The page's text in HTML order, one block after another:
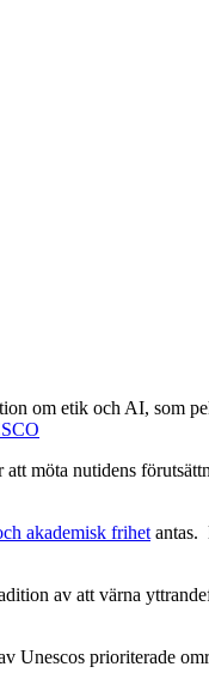
om etik och AI, som
möta nutidens
akademisk frihet antas.
av att värna
Unescos prioriterade